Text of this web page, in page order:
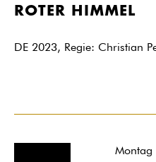
ROTER HIMMEL
DE 2023, Regie: Christian
Montag